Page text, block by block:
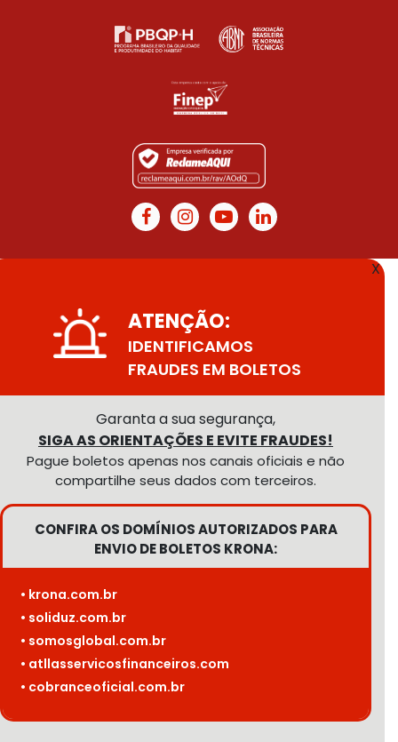
X
ATENÇÃO:
IDENTIFICAMOS
FRAUDES EM BOLETOS
Garanta a sua segurança,
SIGA AS ORIENTAÇÕES E EVITE FRAUDES!
Pague boletos apenas nos canais oficiais e não
compartilhe seus dados com terceiros.
CONFIRA OS DOMÍNIOS AUTORIZADOS PARA
ENVIO DE BOLETOS KRONA:
• krona.com.br
• soliduz.com.br
• somosglobal.com.br
• atllasservicosfinanceiros.com
• cobranceoficial.com.br